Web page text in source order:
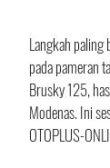
​Langkah paling
pada pameran
Brusky 125,
Modenas. Ini
OTOPLUS-